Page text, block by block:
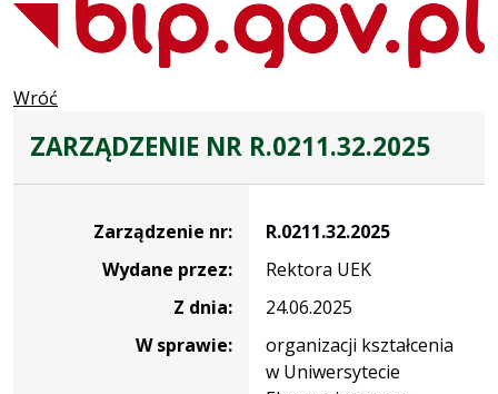
Wróć
ZARZĄDZENIE NR R.0211.32.2025
Zarządzenie nr:
R.0211.32.2025
Wydane przez:
Rektora UEK
Z dnia:
24.06.2025
W sprawie:
organizacji kształcenia
w Uniwersytecie